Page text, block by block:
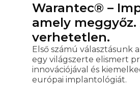
Warantec® –
amely
verhetetlen.
Első számú választásunk
egy világszerte elismert
innovációjával és
európai implantológiát.